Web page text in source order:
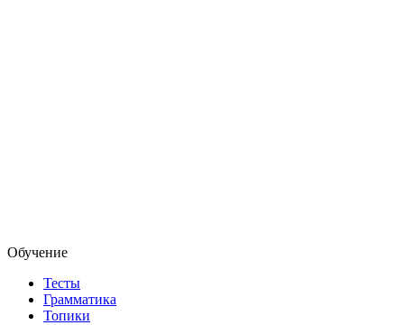
Обучение
Тесты
Грамматика
Топики